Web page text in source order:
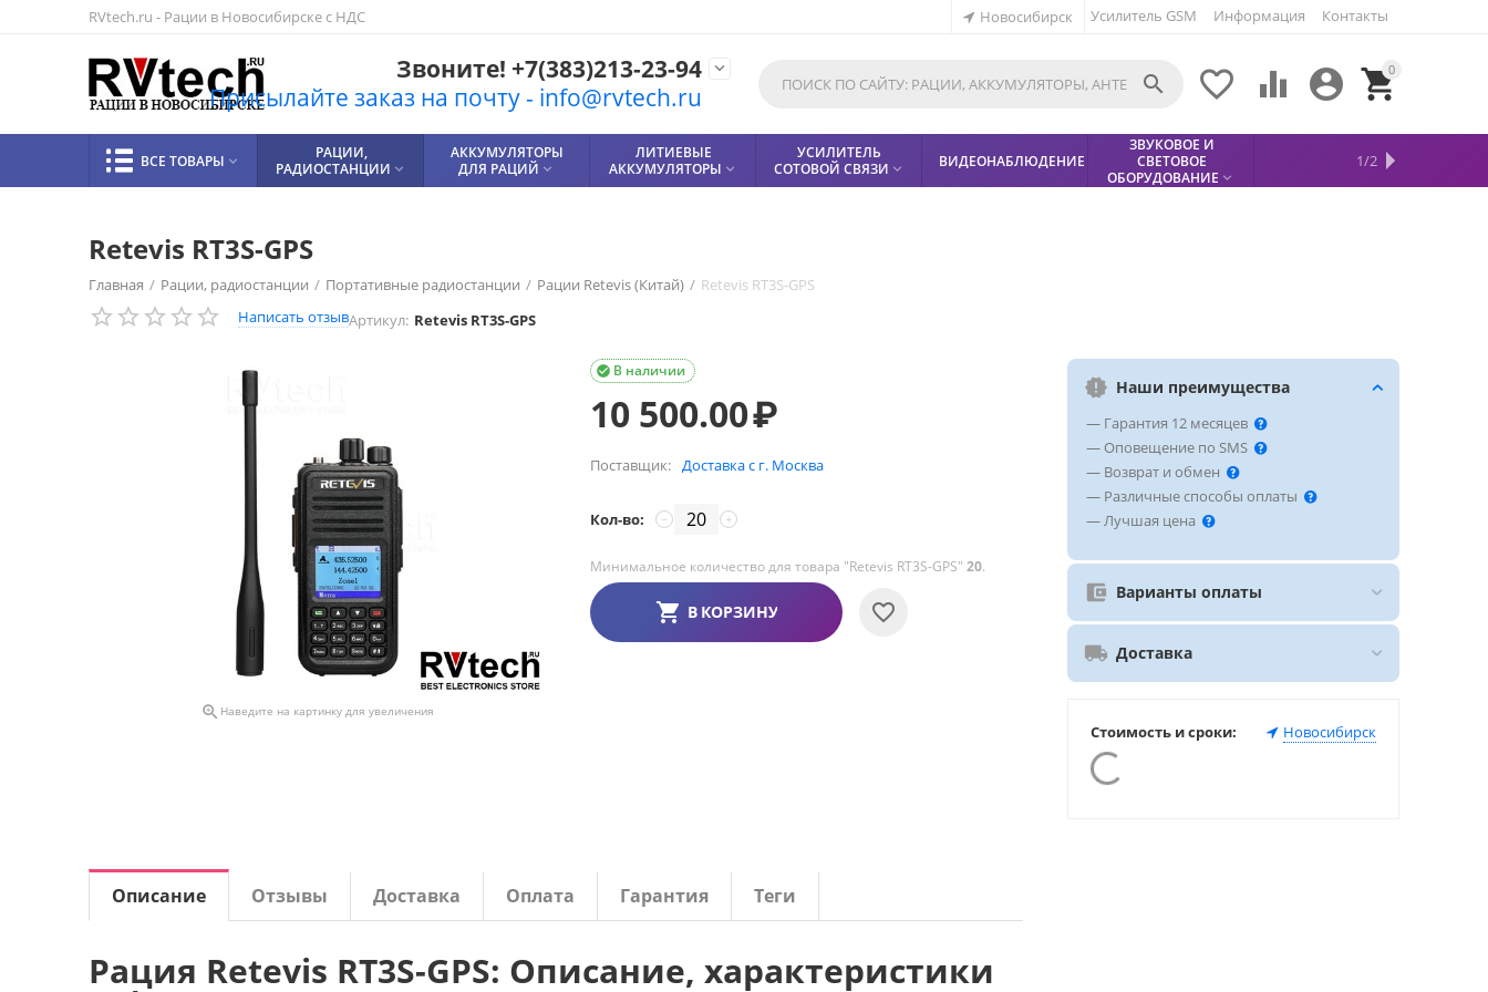
RVtech.ru - Рации в Новосибирске с НДС Усилитель GSM Информация Контакты
Новосибирск
Звоните! +7(383)213-23-94
Присылайте заказ на почту - info@rvtech.ru
 0


 

ВСЕ ТОВАРЫ 
РАЦИИ,
РАДИОСТАНЦИИ 
АККУМУЛЯТОРЫ
ДЛЯ РАЦИЙ 
ЛИТИЕВЫЕ
АККУМУЛЯТОРЫ 
УСИЛИТЕЛЬ
СОТОВОЙ СВЯЗИ  ВИДЕОНАБЛЮДЕНИЕ
ЗВУКОВОЕ И
СВЕТОВОЕ
ОБОРУДОВАНИЕ 
МЕТАЛЛОДЕТЕКТОР
СФИНКС (SPHINX)
БЕЗОПАСНОСТЬ 
КИСЛОТНЫЕ
АККУМУЛЯТОРЫ 
1/2
Retevis RT3S-GPS
Главная / Рации, радиостанции / Портативные радиостанции / Рации Retevis (Китай) / Retevis RT3S-GPS
Написать отзывАртикул: Retevis RT3S-GPS
 Наведите на картинку для увеличения
В наличии

10 500.00₽
Поставщик: Доставка с г. Москва
Кол-во: +
−
Минимальное количество для товара "Retevis RT3S-GPS"20.
В КОРЗИНУ
Наши преимущества
— Гарантия 12 месяцев
— Оповещение по SMS
— Возврат и обмен
— Различные способы оплаты
— Лучшая цена
Варианты оплаты
Доставка
Стоимость и сроки: Новосибирск
Описание Отзывы Доставка Оплата Гарантия Теги
Рация Retevis RT3S-GPS: Описание, характеристики